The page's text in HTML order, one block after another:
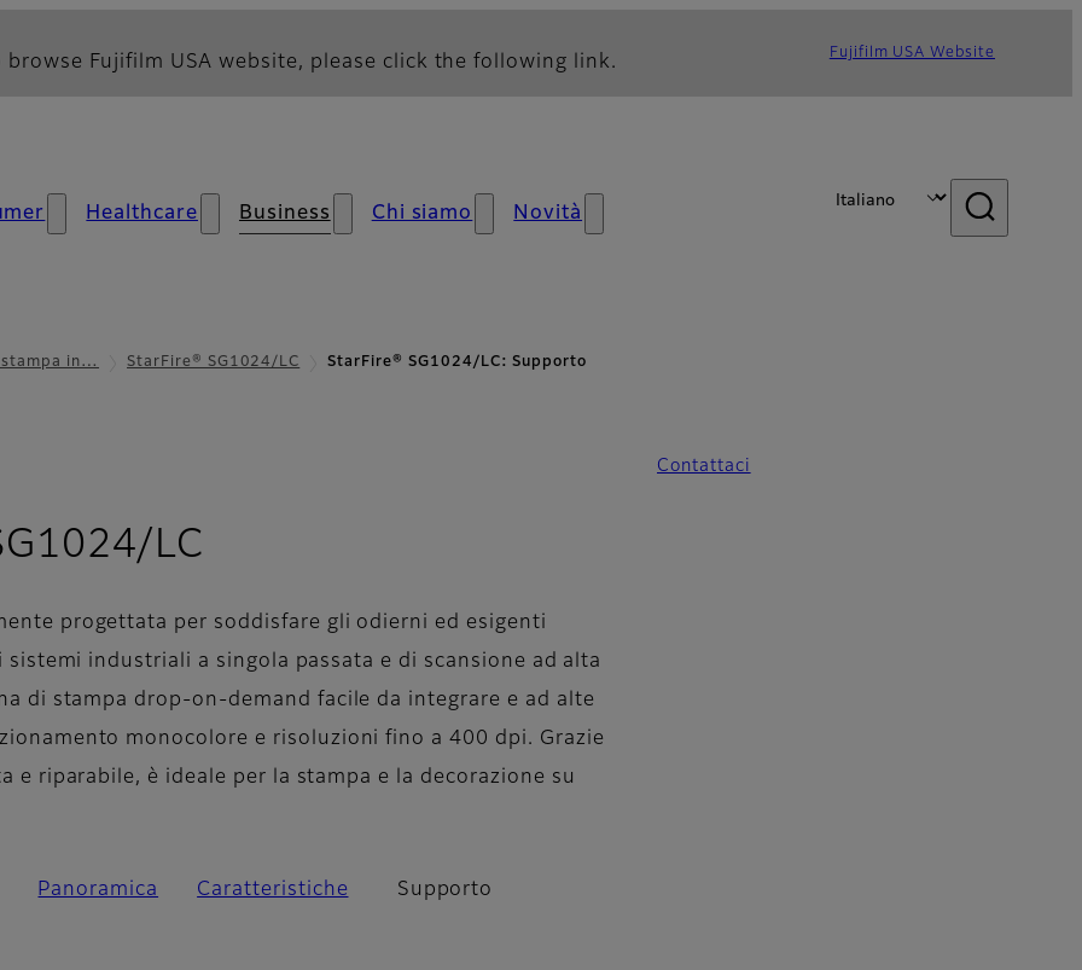
Fujifilm USA website, please click the following link. Fujifilm USA Website
Healthcare Business Chi siamo Novità
stampa in… StarFire® SG1024/LC StarFire® SG1024/LC: Supporto
LC
progettata per soddisfare gli odierni ed esigenti
industriali a singola passata e di scansione ad alta
di stampa drop-on-demand facile da integrare e ad alte
monocolore e risoluzioni fino a 400 dpi. Grazie
e riparabile, è ideale per la stampa e la decorazione su
Contattaci
Panoramica Caratteristiche Supporto